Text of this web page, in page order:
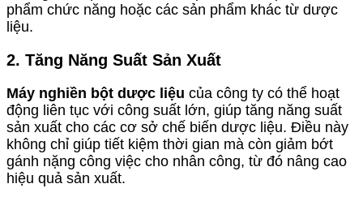
phẩm chức năng hoặc các sản phẩm khác từ dược
liệu.
2. Tăng Năng Suất Sản Xuất
Máy nghiền bột dược liệu của công ty có thể hoạt
động liên tục với công suất lớn, giúp tăng năng suất
sản xuất cho các cơ sở chế biến dược liệu. Điều này
không chỉ giúp tiết kiệm thời gian mà còn giảm bớt
gánh nặng công việc cho nhân công, từ đó nâng cao
hiệu quả sản xuất.